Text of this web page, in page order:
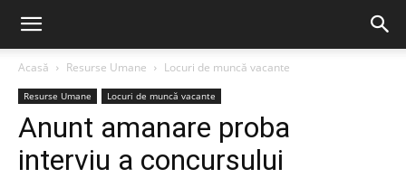
Acasă Resurse Umane Locuri de muncă vacante
Resurse Umane Locuri de muncă vacante
Anunt amanare proba
interviu a concursului